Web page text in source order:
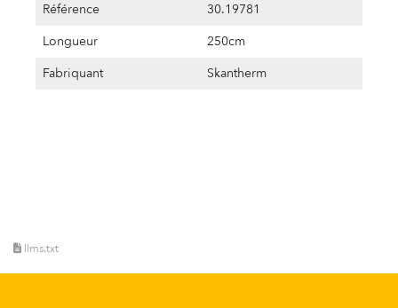
Référence
30.19781
Longueur
250cm
Fabriquant
Skantherm
llms.txt